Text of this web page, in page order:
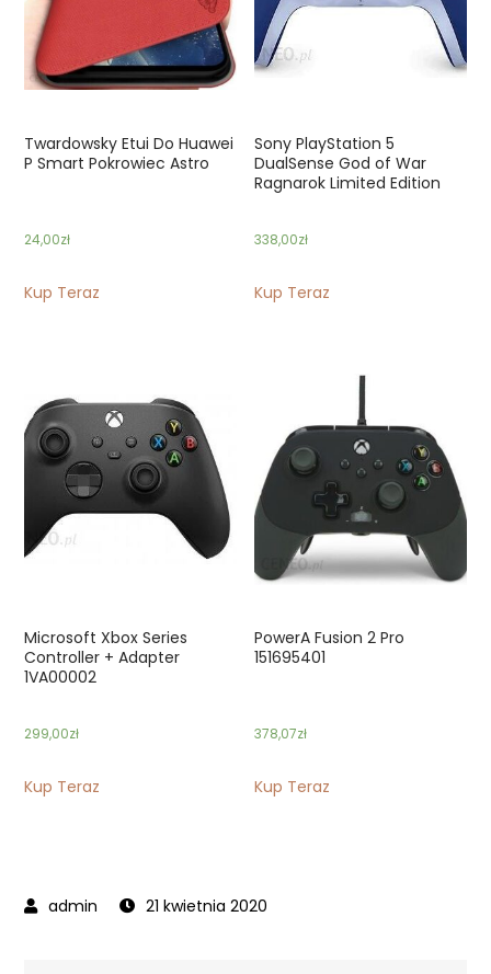
Twardowsky Etui Do Huawei
P Smart Pokrowiec Astro
24,00zł
Kup Teraz
Sony PlayStation 5
DualSense God of War
Ragnarok Limited Edition
338,00zł
Kup Teraz
Microsoft Xbox Series
Controller + Adapter
1VA00002
299,00zł
Kup Teraz
PowerA Fusion 2 Pro
151695401
378,07zł
Kup Teraz
21 kwietnia 2020